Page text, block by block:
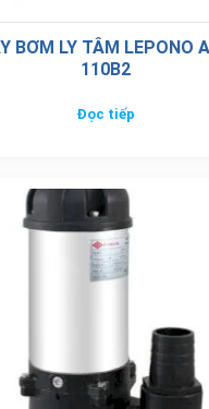
BƠM LY TÂM LEPONO
110B2
Đọc tiếp